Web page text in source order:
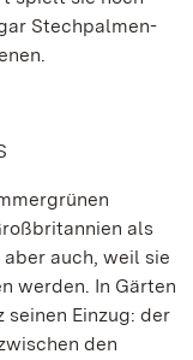
Stechpalmen-
als
auch, weil sie
werden. In Gärten
Einzug: der
den